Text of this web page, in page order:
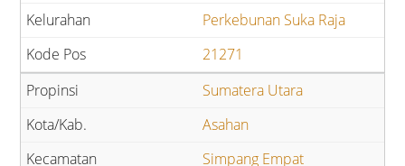
Perkebunan Suka Raja
21271
Sumatera Utara
Asahan
Simpang Empat